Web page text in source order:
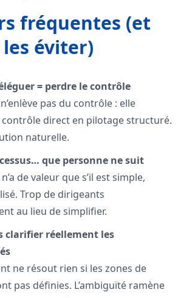
fréquentes (et
éviter)
= perdre le contrôle
pas du contrôle : elle
direct en pilotage structuré.
naturelle.
que personne ne suit
de valeur que s’il est simple,
Trop de dirigeants
au lieu de simplifier.
clarifier réellement les
ne résout rien si les zones de
pas définies. L’ambiguïté ramène